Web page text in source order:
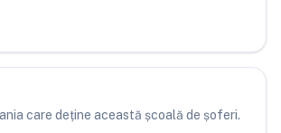
care deține această școală de șoferi.